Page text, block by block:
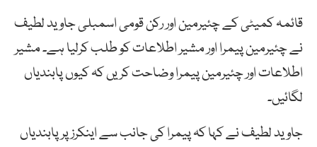
قائمہ کمیٹی کے چئیرمین اور رکن قومی اسمبلی جاوید لطیف
نے چئیرمین پیمرا اور مشیر اطلاعات کو طلب کرلیا ہے۔ مشیر
اطلاعات اور چئیرمین پیمرا وضاحت کریں کہ کیوں پابندیاں
لگائیں۔
جاوید لطیف نے کہا کہ پیمرا کی جانب سے اینکرز پر پابندیاں